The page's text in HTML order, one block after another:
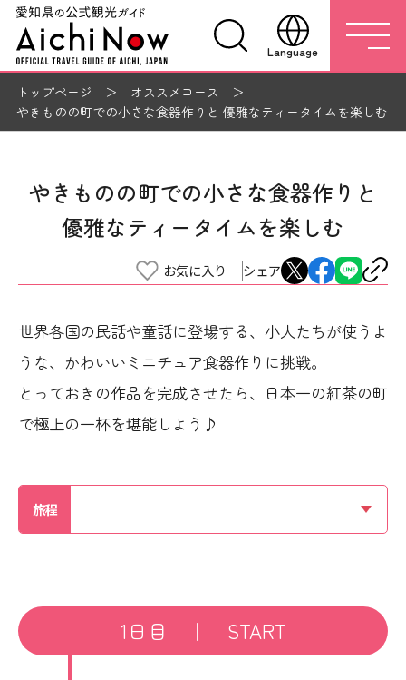
Language
トップページ
オススメコース
やきものの町での小さな食器作りと 優雅なティータイムを楽しむ
やきものの町での小さな食器作りと
優雅なティータイムを楽しむ
お気に入り シェア
世界各国の民話や童話に登場する、小人たちが使うよ
うな、かわいいミニチュア食器作りに挑戦。
とっておきの作品を完成させたら、日本一の紅茶の町
で極上の一杯を堪能しよう♪
旅程
1日目 ｜ START